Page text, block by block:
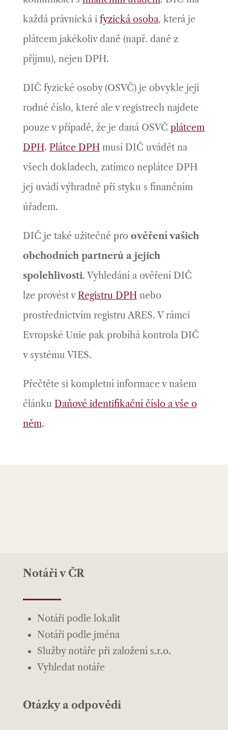
každá právnická i fyzická osoba, která je
plátcem jakékoliv daně (např. daně z
příjmu), nejen DPH.
DIČ fyzické osoby (OSVČ) je obvykle její
rodné číslo, které ale v registrech najdete
pouze v případě, že je daná OSVČ plátcem
DPH. Plátce DPHmusí DIČ uvádět na
všech dokladech, zatímco neplátce DPH
jej uvádí výhradně při styku s finančním
úřadem.
DIČ je také užitečné pro ověření vašich
obchodních partnerů a jejich
spolehlivosti. Vyhledání a ověření DIČ
lze provést v Registru DPHnebo
prostřednictvím registru ARES. V rámci
Evropské Unie pak probíhá kontrola DIČ
v systému VIES.
Přečtěte si kompletní informace v našem
článku Daňové identifikační číslo a vše o
něm.
Notáři v ČR
Notáři podle lokalit
Notáři podle jména
Služby notáře při založení s.r.o.
Vyhledat notáře
Otázky a odpovědi